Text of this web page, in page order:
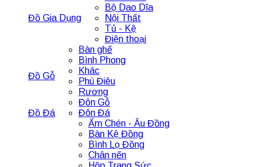
Đồ Gia Dụng
Bộ Dao Dĩa
Nội Thất
Tủ - Kệ
Điện thoại
Đồ Gỗ
Bàn ghế
Bình Phong
Khác
Phù Điêu
Rương
Đôn Gỗ
Đồ Đá
Đôn Đá
Ấm Chén - Âu Đồng
Bàn Kệ Đồng
Bình Lọ Đồng
Chân nến